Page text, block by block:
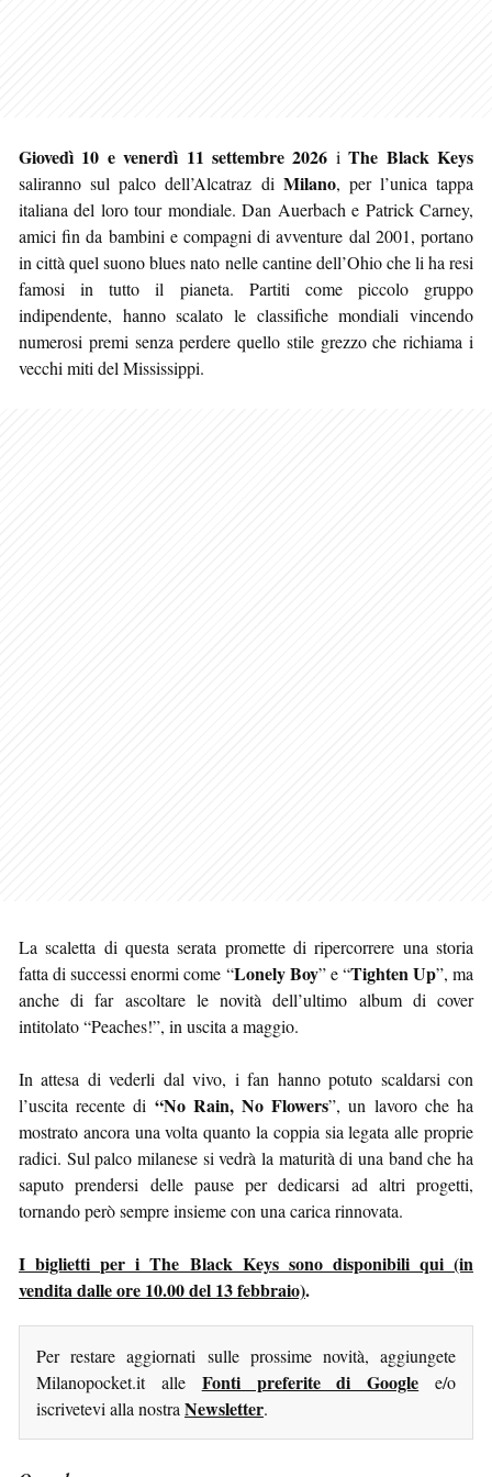
Giovedì 10 e venerdì 11 settembre 2026 iThe Black Keys
saliranno sul palco dell’Alcatraz di Milano, per l’unica tappa
italiana del loro tour mondiale. Dan Auerbach e Patrick Carney,
amici fin da bambini e compagni di avventure dal 2001, portano
in città quel suono blues nato nelle cantine dell’Ohio che li ha resi
famosi in tutto il pianeta. Partiti come piccolo gruppo
indipendente, hanno scalato le classifiche mondiali vincendo
numerosi premi senza perdere quello stile grezzo che richiama i
vecchi miti del Mississippi.
La scaletta di questa serata promette di ripercorrere una storia
fatta di successi enormi come “Lonely Boy” e “Tighten Up”, ma
anche di far ascoltare le novità dell’ultimo album di cover
intitolato “Peaches!”, in uscita a maggio.
In attesa di vederli dal vivo, i fan hanno potuto scaldarsi con
l’uscita recente di “No Rain, No Flowers”, un lavoro che ha
mostrato ancora una volta quanto la coppia sia legata alle proprie
radici. Sul palco milanese si vedrà la maturità di una band che ha
saputo prendersi delle pause per dedicarsi ad altri progetti,
tornando però sempre insieme con una carica rinnovata.
I biglietti per i The Black Keys sono disponibili qui (in
vendita dalle ore 10.00 del 13 febbraio).
Per restare aggiornati sulle prossime novità, aggiungete
Milanopocket.it alle Fonti preferite di Google e/o
iscrivetevi alla nostra Newsletter.